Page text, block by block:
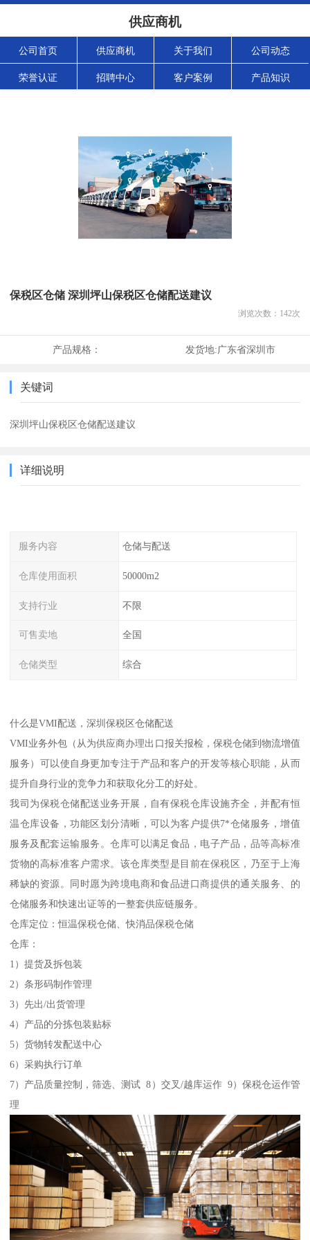
供应商机
公司首页 供应商机 关于我们 公司动态
荣誉认证 招聘中心 客户案例 产品知识
保税区仓储 深圳坪山保税区仓储配送建议
浏览次数： 142次
产品规格： 发货地:广东省深圳市
关键词
深圳坪山保税区仓储配送建议
详细说明
服务内容 仓储与配送
仓库使用面积 50000m2
支持行业 不限
可售卖地 全国
仓储类型 综合
什么是VMI配送，深圳保税区仓储配送
VMI业务外包（从为供应商办理出口报关报检，保税仓储到物流增值
服务）可以使自身更加专注于产品和客户的开发等核心职能，从而
提升自身行业的竞争力和获取化分工的好处。
我司为保税仓储配送业务开展，自有保税仓库设施齐全，并配有恒
温仓库设备，功能区划分清晰，可以为客户提供7*仓储服务，增值
服务及配套运输服务。仓库可以满足食品，电子产品，品等高标准
货物的高标准客户需求。该仓库类型是目前在保税区，乃至于上海
稀缺的资源。同时愿为跨境电商和食品进口商提供的通关服务、的
仓储服务和快速出证等的一整套供应链服务。
仓库定位：恒温保税仓储、快消品保税仓储
仓库：
1）提货及拆包装
2）条形码制作管理
3）先出/出货管理
4）产品的分拣包装贴标
5）货物转发配送中心
6）采购执行订单
7）产品质量控制，筛选、测试 8）交叉/越库运作 9）保税仓运作管
理